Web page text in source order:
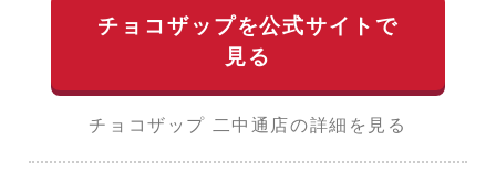
チョコザップを公式サイトで
見る
チョコザップ 二中通店の詳細を見る